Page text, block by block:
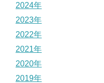
2024年
2023年
2022年
2021年
2020年
2019年